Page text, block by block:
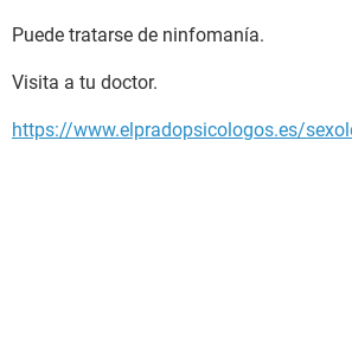
Puede tratarse de ninfomanía.
Visita a tu doctor.
https://www.elpradopsicologos.es/